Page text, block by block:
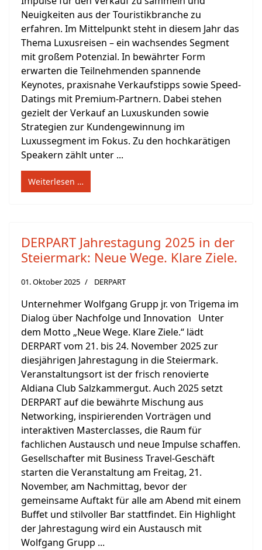
Neuigkeiten aus der Touristikbranche zu
erfahren. Im Mittelpunkt steht in diesem Jahr das
Thema Luxusreisen – ein wachsendes Segment
mit großem Potenzial. In bewährter Form
erwarten die Teilnehmenden spannende
Keynotes, praxisnahe Verkaufstipps sowie Speed-
Datings mit Premium-Partnern. Dabei stehen
gezielt der Verkauf an Luxuskunden sowie
Strategien zur Kundengewinnung im
Luxussegment im Fokus. Zu den hochkarätigen
Speakern zählt unter ...
Weiterlesen …
DERPART Jahrestagung 2025 in der
Steiermark: Neue Wege. Klare Ziele.
01. Oktober 2025 DERPART
Unternehmer Wolfgang Grupp jr. von Trigema im
Dialog über Nachfolge und Innovation Unter
dem Motto „Neue Wege. Klare Ziele.“ lädt
DERPART vom 21. bis 24. November 2025 zur
diesjährigen Jahrestagung in die Steiermark.
Veranstaltungsort ist der frisch renovierte
Aldiana Club Salzkammergut. Auch 2025 setzt
DERPART auf die bewährte Mischung aus
Networking, inspirierenden Vorträgen und
interaktiven Masterclasses, die Raum für
fachlichen Austausch und neue Impulse schaffen.
Gesellschafter mit Business Travel-Geschäft
starten die Veranstaltung am Freitag, 21.
November, am Nachmittag, bevor der
gemeinsame Auftakt für alle am Abend mit einem
Buffet und stilvoller Bar stattfindet. Ein Highlight
der Jahrestagung wird ein Austausch mit
Wolfgang Grupp ...